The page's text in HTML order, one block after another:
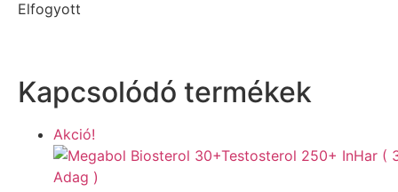
Elfogyott
Kapcsolódó termékek
Akció!